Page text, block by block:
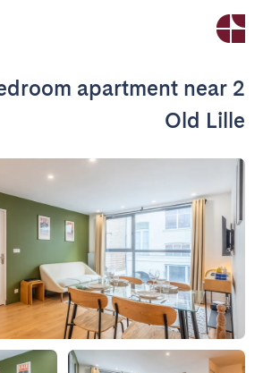
apartment near
Old Lille